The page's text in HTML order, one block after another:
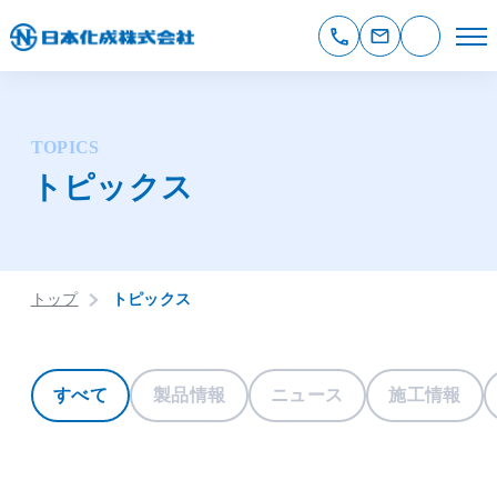
TOPICS
トピックス
トップ トピックス
すべて 製品情報 ニュース 施工情報